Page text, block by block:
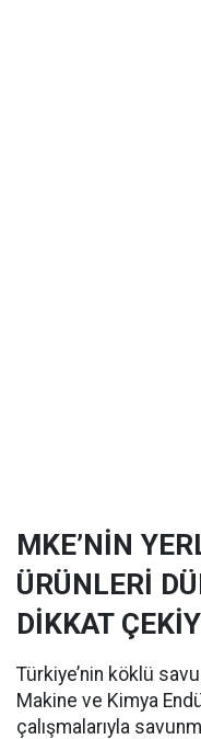
MKE’NİN
ÜRÜNLERİ
DİKKAT
Türkiye’nin köklü
Makine ve Kimya
çalışmalarıyla